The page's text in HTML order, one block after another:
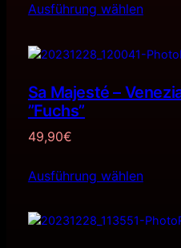
Ausführung wählen
Sa Majesté –
”Fuchs”
49,90€
Ausführung wählen